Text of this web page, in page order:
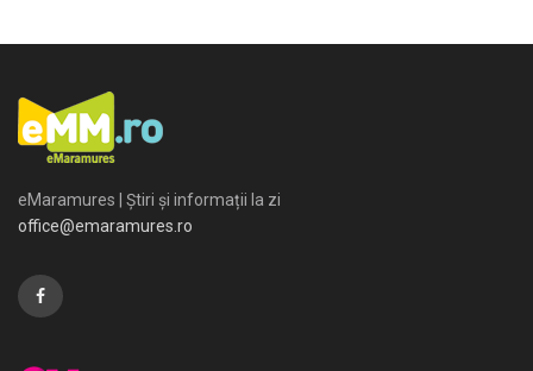
eMaramures | Știri și informații la zi
office@emaramures.ro